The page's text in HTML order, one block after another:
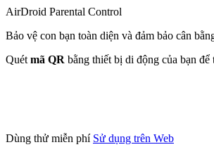
AirDroid Parental Control
Bảo vệ con bạn toàn diện và đảm bảo cân
Quét mã QR bằng thiết bị di động của bạn để
Dùng thử miễn phí Sử dụng trên Web